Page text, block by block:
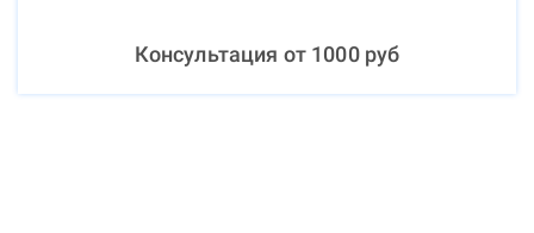
Консультация от 1000руб